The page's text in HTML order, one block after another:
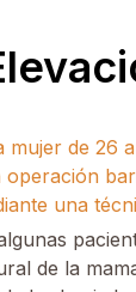
mujer de 26
operación
una
de la